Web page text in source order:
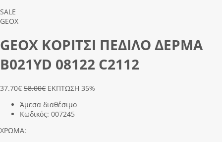
Previous
Next
SALE
GEOX
GEOX ΚΟΡΙΤΣΙ ΠΕΔΙΛΟ ΔΕΡΜΑ
Β021ΥD 08122 C2112
37.70€ 58.00€ ΕΚΠΤΩΣΗ 35%
Άμεσα διαθέσιμο
Κωδικός: 007245
ΧΡΩΜΑ: